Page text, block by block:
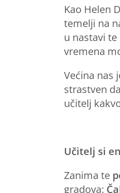
Kao Helen
temelji na
u nastavi
vremena
Većina nas
strastven
učitelj
Učitelj si
Zanima te
gradova: